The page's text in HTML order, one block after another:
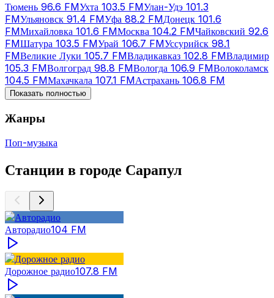
Тюмень 96.6 FMУхта 103.5 FMУлан-Удэ 101.3
FMУльяновск 91.4 FMУфа 88.2 FMДонецк 101.6
FMМихайловка 101.6 FMМосква 104.2 FMЧайковский 92.6
FMШатура 103.5 FMУрай 106.7 FMУссурийск 98.1
FMВеликие Луки 105.7 FMВладикавказ 102.8 FMВладимир
105.3 FMВолгоград 98.8 FMВологда 106.9 FMВолоколамск
104.5 FMМахачкала 107.1 FMАстрахань 106.8 FM
Показать полностью
Жанры
Поп-музыка
Станции в городе Сарапул
Авторадио104 FM
Дорожное радио107.8 FM